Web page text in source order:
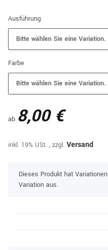
Ausführung
Bitte wählen Sie eine Variation.
Farbe
Bitte wählen Sie eine Variation.
ab 8,00 €
inkl. 19% USt. , zzgl. Versand
xDieses Produkt hat
Variation aus.